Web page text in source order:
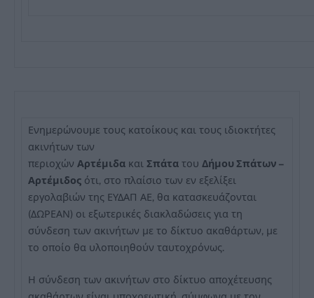
Ενημερώνουμε τους κατοίκους και τους ιδιοκτήτες
ακινήτων των
περιοχών Αρτέμιδα και Σπάτα του Δήμου Σπάτων –
Αρτέμιδος ότι, στο πλαίσιο των εν εξελίξει
εργολαβιών της ΕΥΔΑΠ ΑΕ, θα κατασκευάζονται
(ΔΩΡΕΑΝ) οι εξωτερικές διακλαδώσεις για τη
σύνδεση των ακινήτων με το δίκτυο ακαθάρτων, με
το οποίο θα υλοποιηθούν ταυτοχρόνως.
Η σύνδεση των ακινήτων στο δίκτυο αποχέτευσης